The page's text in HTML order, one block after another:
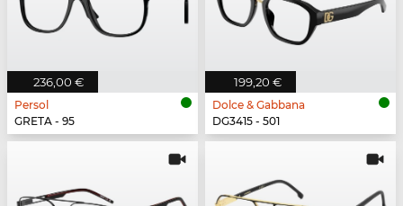
236,00 €
Persol
GRETA - 95
199,20 €
Dolce & Gabbana
DG3415 - 501